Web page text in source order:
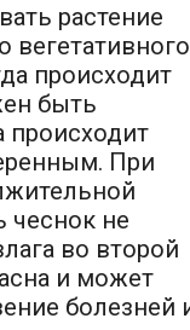
растение
вегетативного
происходит
быть
происходит
При
чеснок не
во второй
и может
болезней